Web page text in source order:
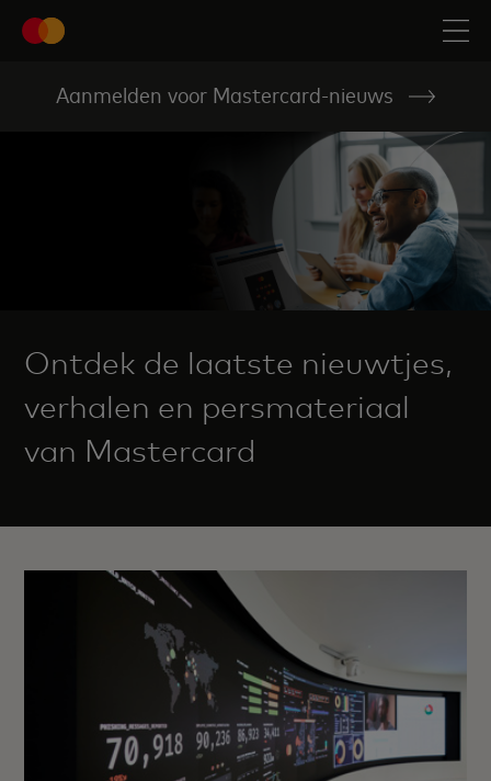
Aanmelden voor Mastercard-nieuws
Ontdek de laatste nieuwtjes,
verhalen en persmateriaal
van Mastercard